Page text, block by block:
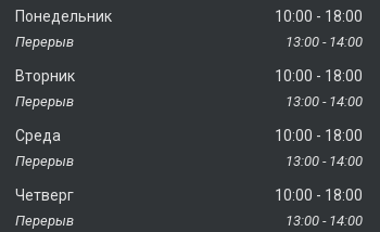
Понедельник 10:00 18:00
13:00 14:00
Вторник 10:00 18:00
13:00 14:00
Среда 10:00 18:00
13:00 14:00
Четверг 10:00 18:00
13:00 14:00